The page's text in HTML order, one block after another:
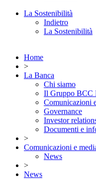
La Sostenibilità
Indietro
La Sostenibilità
Home
>
La Banca
Chi siamo
Il Gruppo BCC
Comunicazioni
Governance
Investor
Documenti e
>
Comunicazioni e
News
>
News